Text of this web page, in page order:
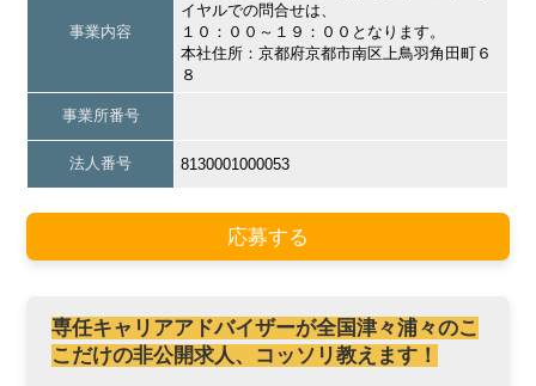
事業内容
イヤルでの問合せは、
１０：００～１９：００となります。
本社住所：京都府京都市南区上鳥羽角田町６
８
事業所番号
法人番号 8130001000053
応募する
専任キャリアアドバイザーが全国津々浦々のこ
こだけの非公開求人、コッソリ教えます！